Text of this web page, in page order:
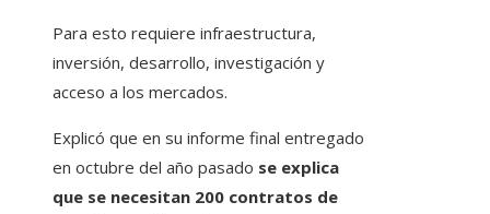
Para esto requiere infraestructura,
inversión, desarrollo, investigación y
acceso a los mercados.
Explicó que en su informe final entregado
en octubre del año pasado se explica
que se necesitan 200 contratos de